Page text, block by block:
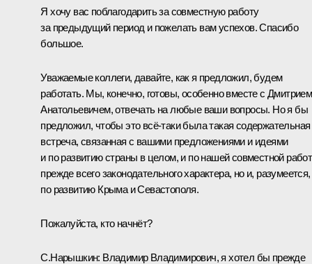
Я хочу вас поблагодарить за совместную работу
за предыдущий период и пожелать вам успехов. Спасибо
большое.
Уважаемые коллеги, давайте, как я предложил, будем
работать. Мы, конечно, готовы, особенно вместе с Дмитрием
Анатольевичем, отвечать на любые ваши вопросы. Но я бы
предложил, чтобы это всё‑таки была такая содержательная
встреча, связанная с вашими предложениями и идеями
и по развитию страны в целом, и по нашей совместной
прежде всего законодательного характера, но и, разумеется,
по развитию Крыма и Севастополя.
Пожалуйста, кто начнёт?
С.Нарышкин: Владимир Владимирович, я хотел бы прежде